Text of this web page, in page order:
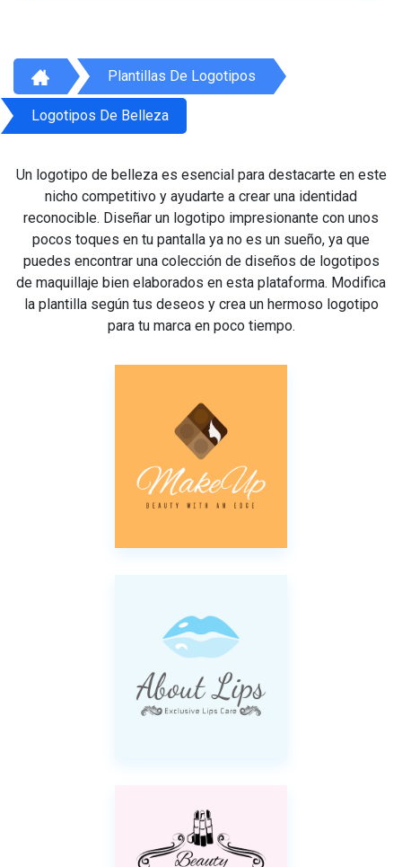
Plantillas De Logotipos
Logotipos De Belleza
Un logotipo de belleza es esencial para destacarte en este
nicho competitivo y ayudarte a crear una identidad
reconocible. Diseñar un logotipo impresionante con unos
pocos toques en tu pantalla ya no es un sueño, ya que
puedes encontrar una colección de diseños de logotipos
de maquillaje bien elaborados en esta plataforma. Modifica
la plantilla según tus deseos y crea un hermoso logotipo
para tu marca en poco tiempo.